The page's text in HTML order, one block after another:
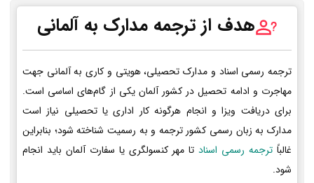
هدف از ترجمه مدارک به آلمانی
ترجمه رسمی اسناد و مدارک تحصیلی، هویتی و کاری به آلمانی جهت
مهاجرت و ادامه تحصیل در کشور آلمان یکی از گام‌های اساسی است.
برای دریافت ویزا و انجام هرگونه کار اداری یا تحصیلی نیاز است
مدارک به زبان رسمی کشور ترجمه و به رسمیت شناخته شود؛ بنابراین
غالباً ترجمه رسمی اسنادتا مهر کنسولگری یا سفارت آلمان باید انجام
شود.